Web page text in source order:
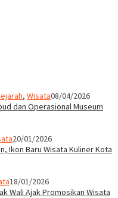
, Wisata08/04/2026
dan Operasional Museum
20/01/2026
Ikon Baru Wisata Kuliner Kota
18/01/2026
Wali Ajak Promosikan Wisata